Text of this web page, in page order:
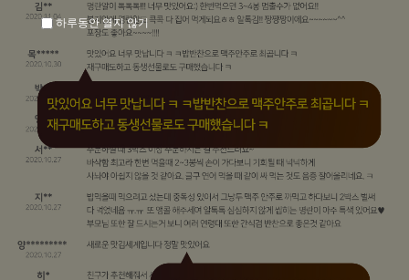
하루동안 열지 않기